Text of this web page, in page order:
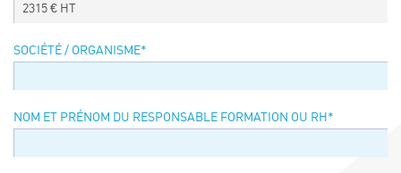
FRENCH-CHINESE CONFERENCE ON GREEN
2315 € HT
SOCIÉTÉ / ORGANISME*
NOM ET PRÉNOM DU RESPONSABLE FORMATION OU RH *